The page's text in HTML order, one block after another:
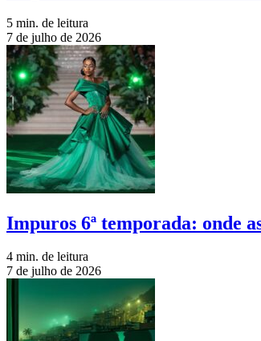
5 min. de leitura
7 de julho de 2026
Impuros 6ª temporada: onde
4 min. de leitura
7 de julho de 2026